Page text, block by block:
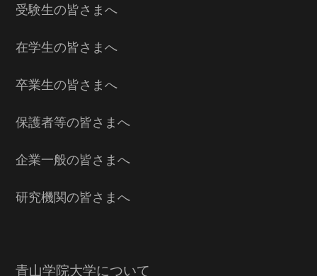
受験生の皆さまへ
在学生の皆さまへ
卒業生の皆さまへ
保護者等の皆さまへ
企業一般の皆さまへ
研究機関の皆さまへ
青山学院大学について